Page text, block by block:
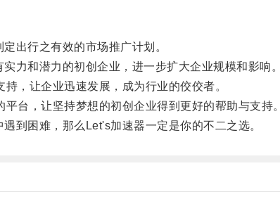
出行之有效的市场推广计划。
和潜力的初创企业，进一步扩大企业规模和影响。
让企业迅速发展，成为行业的佼佼者。
，让坚持梦想的初创企业得到更好的帮助与支持。
困难，那么Let's加速器一定是你的不二之选。